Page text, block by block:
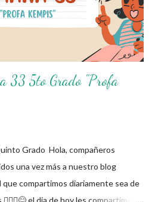
e informativos.😊 Obtén
...
33 5to Grado "Profa
Grado Hola, compañeros
una vez más a nuestro blog
compartimos diariamente sea de
el dia de hoy les compartimos